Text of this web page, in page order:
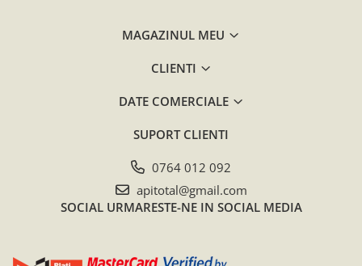
MAGAZINUL MEU
CLIENTI
DATE COMERCIALE
SUPORT CLIENTI
0764 012 092
apitotal@gmail.com
SOCIAL URMARESTE-NE IN SOCIAL MEDIA